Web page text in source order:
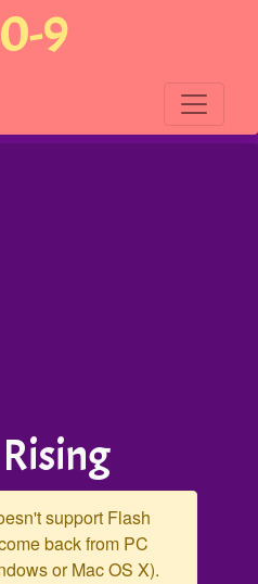
0-9
support Flash
back from PC
or Mac OS X).